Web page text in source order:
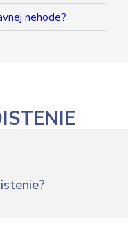
nehode?